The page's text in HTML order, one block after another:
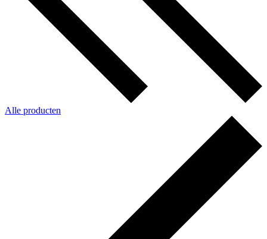
Alle producten